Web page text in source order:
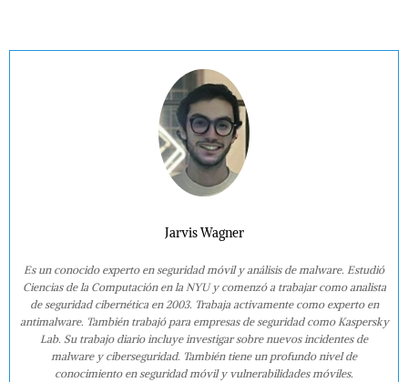
Jarvis Wagner
Es un conocido experto en seguridad móvil y análisis de malware. Estudió
Ciencias de la Computación en la NYU y comenzó a trabajar como analista
de seguridad cibernética en 2003. Trabaja activamente como experto en
antimalware. También trabajó para empresas de seguridad como Kaspersky
Lab. Su trabajo diario incluye investigar sobre nuevos incidentes de
malware y ciberseguridad. También tiene un profundo nivel de
conocimiento en seguridad móvil y vulnerabilidades móviles.